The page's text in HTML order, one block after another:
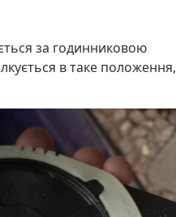
за годинниковою
в таке положення,